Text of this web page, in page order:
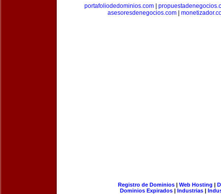
portafoliodedominios.com|
asesoresdenegocios.com
Registro de Dominios| Web Hosting |
Dominios Expirados | Industrias |